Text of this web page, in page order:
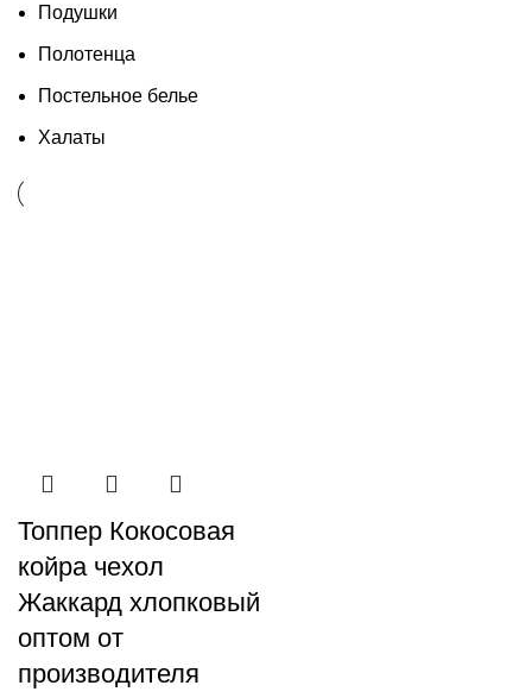
Подушки
Полотенца
Постельное белье
Халаты
Топпер Кокосовая
койра чехол
Жаккард хлопковый
оптом от
производителя